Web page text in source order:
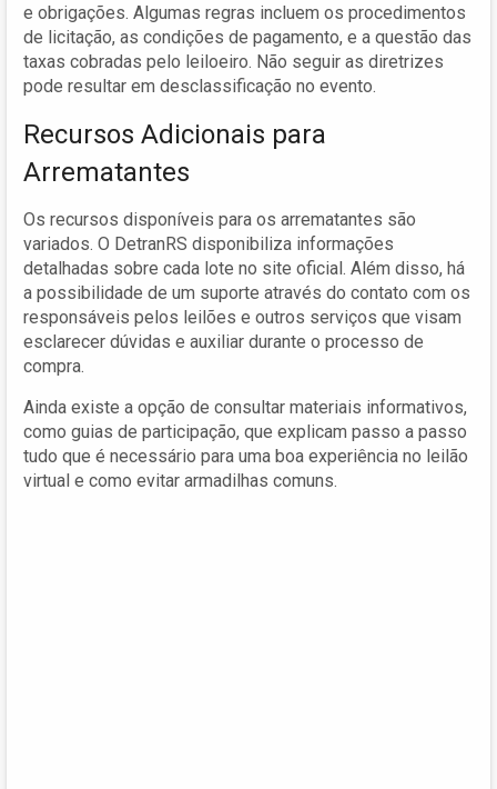
e obrigações. Algumas regras incluem os procedimentos
de licitação, as condições de pagamento, e a questão das
taxas cobradas pelo leiloeiro. Não seguir as diretrizes
pode resultar em desclassificação no evento.
Recursos Adicionais para
Arrematantes
Os recursos disponíveis para os arrematantes são
variados. O DetranRS disponibiliza informações
detalhadas sobre cada lote no site oficial. Além disso, há
a possibilidade de um suporte através do contato com os
responsáveis pelos leilões e outros serviços que visam
esclarecer dúvidas e auxiliar durante o processo de
compra.
Ainda existe a opção de consultar materiais informativos,
como guias de participação, que explicam passo a passo
tudo que é necessário para uma boa experiência no leilão
virtual e como evitar armadilhas comuns.